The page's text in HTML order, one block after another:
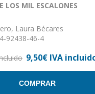
LOS MIL ESCALONES
Laura Bécares
92438-46-4
47
9,50€ IVA
COMPRAR